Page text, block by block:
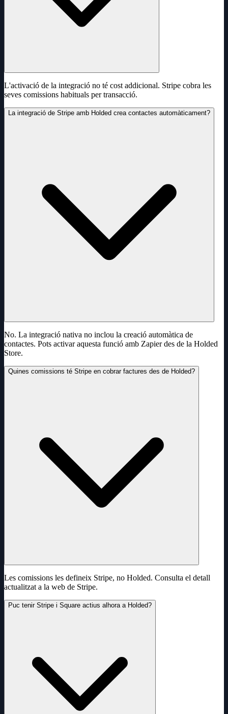
L'activació de la integració no té cost addicional. Stripe cobra les
seves comissions habituals per transacció.
La integració de Stripe amb Holded crea contactes automàticament?
No. La integració nativa no inclou la creació automàtica de
contactes. Pots activar aquesta funció amb Zapier des de la Holded
Store.
Quines comissions té Stripe en cobrar factures des de Holded?
Les comissions les defineix Stripe, no Holded. Consulta el detall
actualitzat a la web de Stripe.
Puc tenir Stripe i Square actius alhora a Holded?